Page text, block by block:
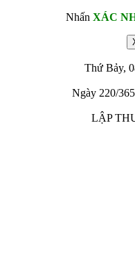
Nhấn XÁC
Thứ Bảy,
Ngày 220/
LẬP